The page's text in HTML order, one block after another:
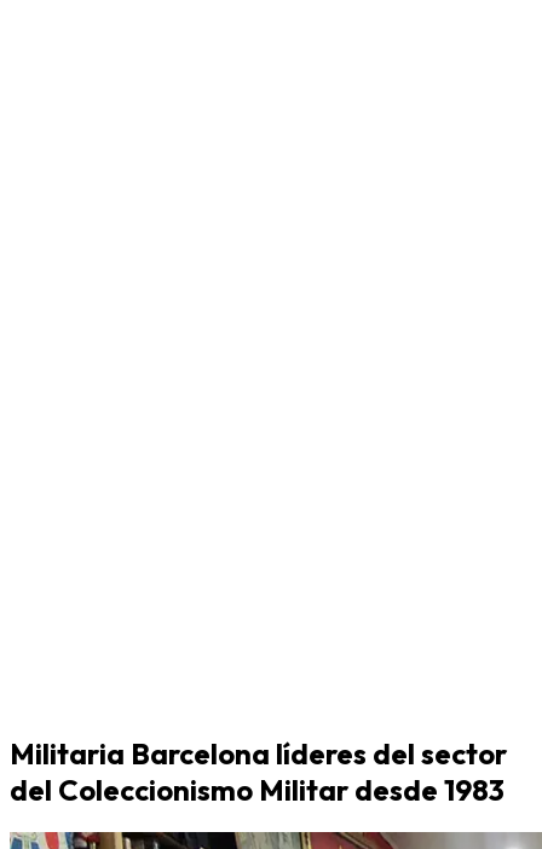
Militaria Barcelona líderes del sector
del Coleccionismo Militar desde 1983